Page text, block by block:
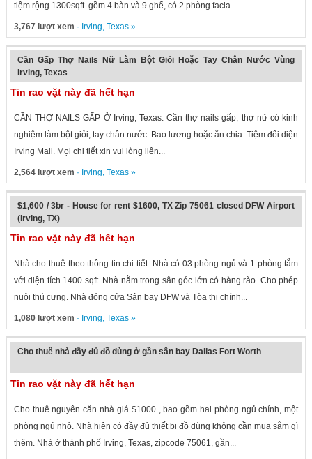
tiệm rộng 1300sqft gồm 4 bàn và 9 ghế, có 2 phòng facia....
3,767 lượt xem · Irving, Texas»
Cần Gấp Thợ Nails Nữ Làm Bột Giỏi Hoặc Tay Chân Nước Vùng
Irving, Texas
Tin rao vặt này đã hết hạn
CẦN THỢ NAILS GẤP Ở Irving, Texas. Cần thợ nails gấp, thợ nữ có kinh
nghiệm làm bột giỏi, tay chân nước. Bao lương hoặc ăn chia. Tiệm đối diện
Irving Mall. Mọi chi tiết xin vui lòng liên...
2,564 lượt xem · Irving, Texas»
$1,600 / 3br - House for rent $1600, TX Zip 75061 closed DFW Airport
(Irving, TX)
Tin rao vặt này đã hết hạn
Nhà cho thuê theo thông tin chi tiết: Nhà có 03 phòng ngủ và 1 phòng tắm
với diện tích 1400 sqft. Nhà nằm trong sân góc lớn có hàng rào. Cho phép
nuôi thú cưng. Nhà đóng cửa Sân bay DFW và Tòa thị chính...
1,080 lượt xem · Irving, Texas»
Cho thuê nhà đầy đủ đồ dùng ở gần sân bay Dallas Fort Worth
Tin rao vặt này đã hết hạn
Cho thuê nguyên căn nhà giá $1000 , bao gồm hai phòng ngủ chính, một
phòng ngủ nhỏ. Nhà hiện có đầy đủ thiết bị đồ dùng không cần mua sắm gì
thêm. Nhà ở thành phố Irving, Texas, zipcode 75061, gần...